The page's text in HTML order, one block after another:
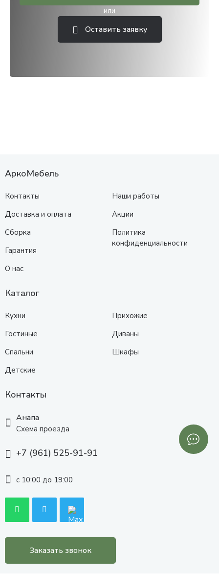
или
Оставить заявку
АркоМебель
Контакты
Доставка и оплата
Сборка
Гарантия
О нас
Наши работы
Акции
Политика
конфиденциальности
Каталог
Кухни
Гостиные
Спальни
Детские
Прихожие
Диваны
Шкафы
Контакты
Анапа
Схема проезда
+7 (961) 525-91-91
с 10:00 до 19:00
Заказать звонок